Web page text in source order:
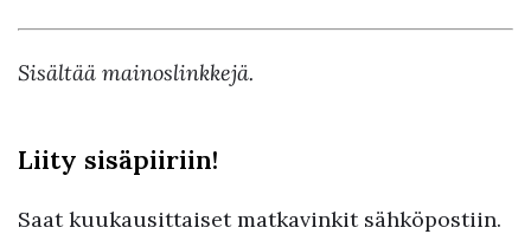
Sisältää mainoslinkkejä.
Liity sisäpiiriin!
Saat kuukausittaiset matkavinkit sähköpostiin.